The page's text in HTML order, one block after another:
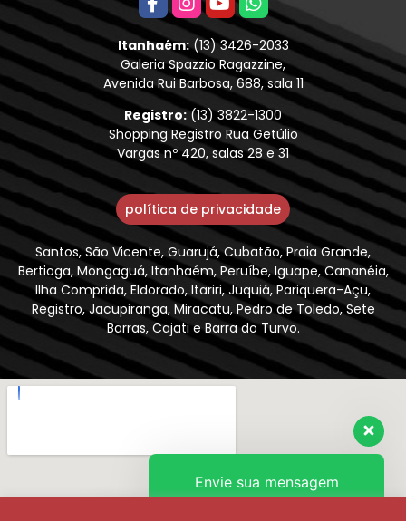
Itanhaém:(13) 3426-2033
Galeria Spazzio Ragazzine,
Avenida Rui Barbosa, 688, sala 11
Registro:(13) 3822-1300
Shopping Registro Rua Getúlio
Vargas nº 420, salas 28 e 31
política de privacidade
Santos, São Vicente, Guarujá, Cubatão, Praia Grande,
Bertioga, Mongaguá, Itanhaém, Peruíbe, Iguape, Cananéia,
Ilha Comprida, Eldorado, Itariri, Juquiá, Pariquera-Açu,
Registro, Jacupiranga, Miracatu, Pedro de Toledo, Sete
Barras, Cajati e Barra do Turvo.
Envie sua mensagem